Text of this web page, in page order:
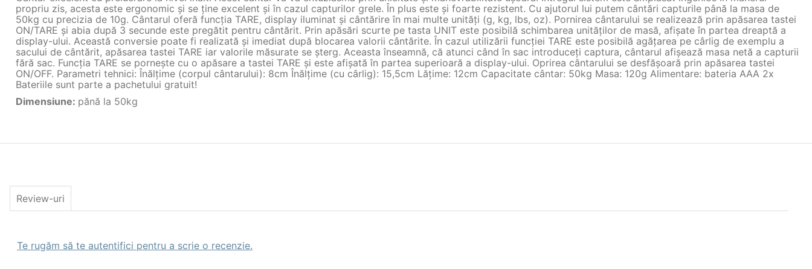
propriu zis, acesta este ergonomic şi se ţine excelent şi în cazul capturilor grele. În plus este şi foarte rezistent. Cu ajutorul lui putem cântări capturile până la masa de
50kg cu precizia de 10g. Cântarul oferă funcţia TARE, display iluminat şi cântărire în mai multe unităţi (g, kg, lbs, oz). Pornirea cântarului se realizează prin apăsarea tastei
ON/TARE şi abia după 3 secunde este pregătit pentru cântărit. Prin apăsări scurte pe tasta UNIT este posibilă schimbarea unităţilor de masă, afişate în partea dreaptă a
display-ului. Această conversie poate fi realizată şi imediat după blocarea valorii cântărite. În cazul utilizării funcţiei TARE este posibilă agăţarea pe cârlig de exemplu a
sacului de cântărit, apăsarea tastei TARE iar valorile măsurate se şterg. Aceasta înseamnă, că atunci când în sac introduceţi captura, cântarul afişează masa netă a capturii
fără sac. Funcţia TARE se porneşte cu o apăsare a tastei TARE şi este afişată în partea superioară a display-ului. Oprirea cântarului se desfăşoară prin apăsarea tastei
ON/OFF. Parametri tehnici: Înălţime (corpul cântarului): 8cm Înălţime (cu cârlig): 15,5cm Lăţime: 12cm Capacitate cântar: 50kg Masa: 120g Alimentare: bateria AAA 2x
Bateriile sunt parte a pachetului gratuit!
Dimensiune: pănă la 50kg
Review-uri
Te rugăm să te autentifici pentru a scrie o recenzie.